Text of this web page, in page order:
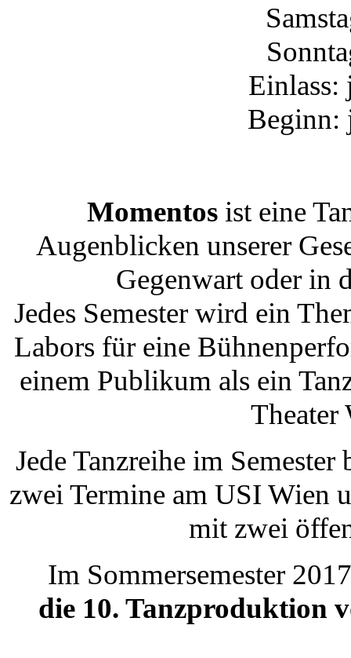
Einlass:
Beginn:
Momentos ist eine
Augenblicken unserer
Gegenwart oder in
Jedes Semester wird ein
Labors für eine
einem Publikum als ein
Theater
Jede Tanzreihe im
zwei Termine am USI Wien
mit zwei
Im Sommersemester
die 10. Tanzproduktion